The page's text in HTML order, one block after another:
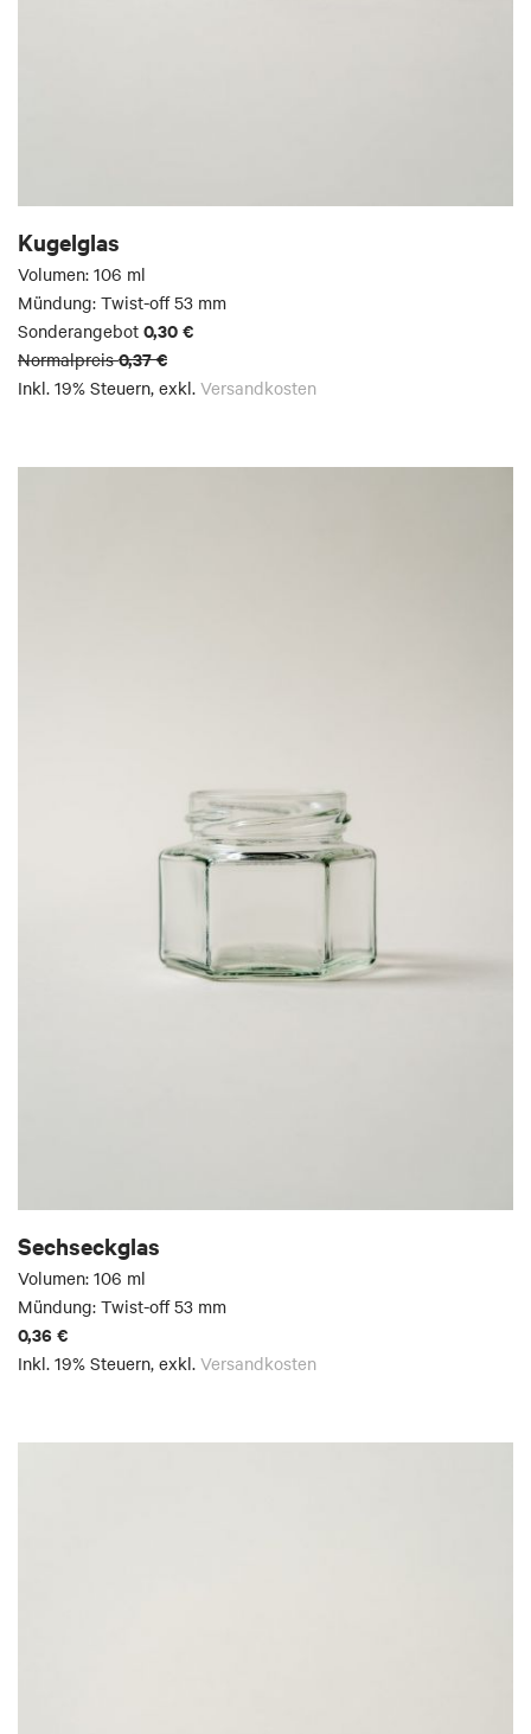
Kugelglas
Volumen: 106 ml
Mündung: Twist-off 53 mm
Sonderangebot 0,30 €
Normalpreis 0,37 €
Inkl. 19% Steuern, exkl. Versandkosten
Sechseckglas
Volumen: 106 ml
Mündung: Twist-off 53 mm
0,36 €
Inkl. 19% Steuern, exkl. Versandkosten